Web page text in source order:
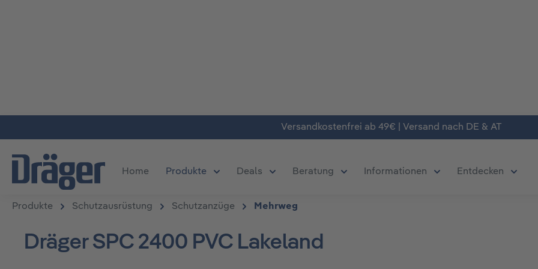
Versandkostenfrei ab 49€ | Versand nach DE & AT
Home Produkte
Öffne oder Schließe das Dropdown der Kategorie Produkte
Deals
Öffne oder Schließe das Dropdown der Kategorie Deals
Beratung Informationen
Öffne oder Schließe
Entdecken
Öffne
Produkte Schutzausrüstung Schutzanzüge Mehrweg
Dräger SPC 2400 PVC Lakeland